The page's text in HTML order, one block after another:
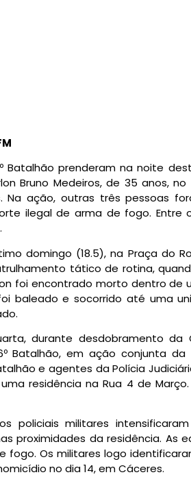
Batalhão prenderam na noite
Bruno Medeiros, de 35 anos,
Na ação, outras três pessoas
ilegal de arma de fogo. Entre
domingo (18.5), na Praça do
tático de rotina,
foi encontrado morto dentro de
baleado e socorrido até uma
durante desdobramento da
Batalhão, em ação conjunta
e agentes da Polícia
residência na Rua 4 de
policiais militares
proximidades da residência. As
fogo. Os militares logo
no dia 14, em Cáceres.